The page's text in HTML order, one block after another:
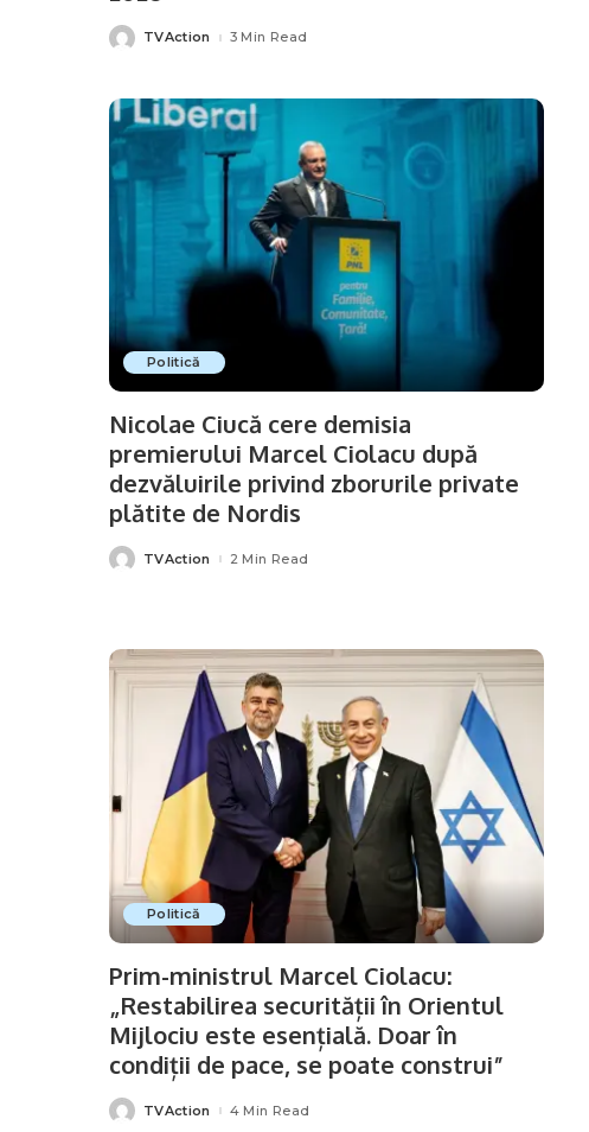
PostedTVAction 3 Min Read
Politică
Nicolae Ciucă cere demisia
premierului Marcel Ciolacu după
dezvăluirile privind zborurile private
plătite de Nordis
PostedTVAction 2 Min Read
Politică
Prim-ministrul Marcel Ciolacu:
„Restabilirea securității în Orientul
Mijlociu este esențială. Doar în
condiții de pace, se poate construi”
PostedTVAction 4 Min Read